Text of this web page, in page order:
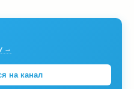
→
на канал